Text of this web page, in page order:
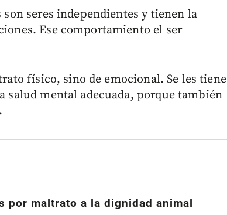
seres independientes y tienen la
Ese comportamiento el ser
físico, sino de emocional. Se les tiene
salud mental adecuada, porque también
por maltrato a la dignidad animal